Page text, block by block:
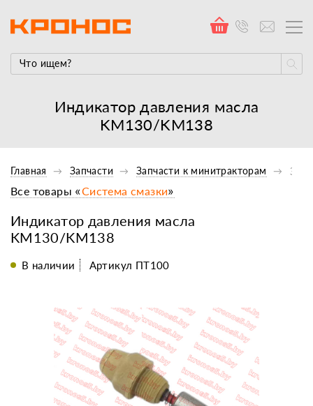
Индикатор давления масла
KM130/KM138
Главная Запчасти Запчасти к минитракторам
Индикатор давления масла
KM130/KM138
Все товары «Система смазки»
В наличии Артикул ПТ100